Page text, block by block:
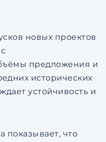
новых проектов
предложения и
исторических
устойчивость и
показывает, что